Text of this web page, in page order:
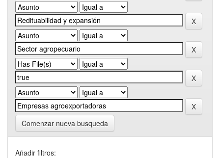
Comenzar nueva busqueda
Añadir filtros: